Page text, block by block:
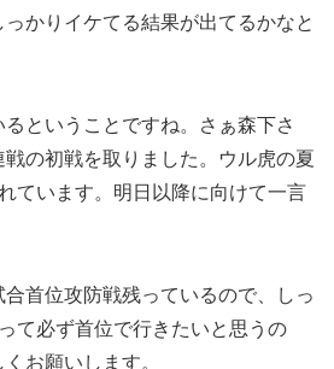
かりイケてる結果が出てるかなと
ということですね。さぁ森下さ
の初戦を取りました。ウル虎の夏
ています。明日以降に向けて一言
合首位攻防戦残っているので、しっ
て必ず首位で行きたいと思うの
お願いします。